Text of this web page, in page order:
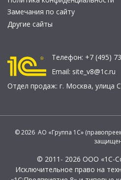
Замечания по сайту
Другие сайты
Телефон: +7 (495)
Email: site_v8@1c.ru
Отдел продаж: г. Москва, улица
© 2026 АО «Группа 1С»
© 2011- 2026 ООО «1С-
Исключительное право на